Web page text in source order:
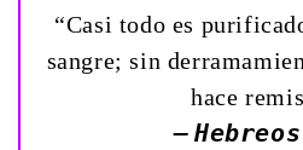
“Casi todo es
sangre; sin
hace
—